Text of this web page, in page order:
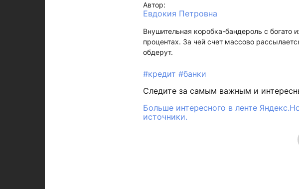
Автор:
Евдокия Петровна
Внушительная коробка-бандероль с
процентах. За чей счет массово
обдерут.
#кредит #банки
Следите за самым важным и
Больше интересного в ленте
источники.